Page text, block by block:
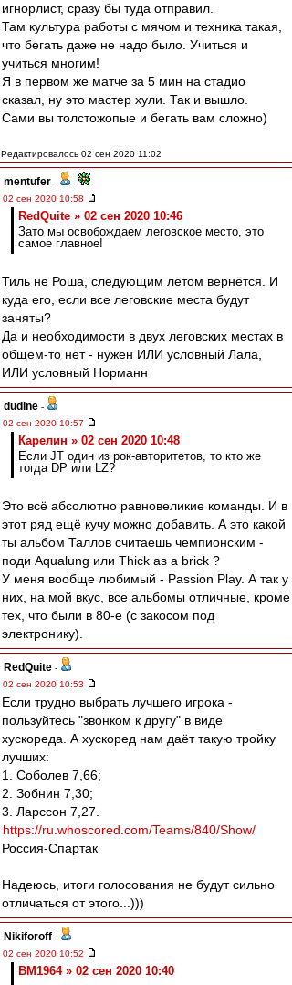
игнорлист, сразу бы туда отправил.
Там культура работы с мячом и техника такая,
что бегать даже не надо было. Учиться и
учиться многим!
Я в первом же матче за 5 мин на стадио
сказал, ну это мастер хули. Так и вышло.
Сами вы толстожопые и бегать вам сложно)
Редактировалось 02 сен 2020 11:02
mentufer -
02 сен 2020 10:58
RedQuite » 02 сен 2020 10:46
Зато мы освобождаем леговское место, это
самое главное!
Тиль не Роша, следующим летом вернётся. И
куда его, если все леговские места будут
заняты?
Да и необходимости в двух леговских местах в
общем-то нет - нужен ИЛИ условный Лала,
ИЛИ условный Норманн
dudine -
02 сен 2020 10:57
Карелин » 02 сен 2020 10:48
Если JT один из рок-авторитетов, то кто же
тогда DP или LZ?
Это всё абсолютно равновеликие команды. И в
этот ряд ещё кучу можно добавить. А это какой
ты альбом Таллов считаешь чемпионским -
поди Aqualung или Thick as a brick ?
У меня вообще любимый - Passion Play. А так у
них, на мой вкус, все альбомы отличные, кроме
тех, что были в 80-е (с закосом под
электронику).
RedQuite -
02 сен 2020 10:53
Если трудно выбрать лучшего игрока -
пользуйтесь "звонком к другу" в виде
хускореда. А хускоред нам даёт такую тройку
лучших:
1. Соболев 7,66;
2. Зобнин 7,30;
3. Ларссон 7,27.
https://ru.whoscored.com/Teams/840/Show/
Россия-Спартак
Надеюсь, итоги голосования не будут сильно
отличаться от этого...)))
Nikiforoff -
02 сен 2020 10:52
BM1964 » 02 сен 2020 10:40